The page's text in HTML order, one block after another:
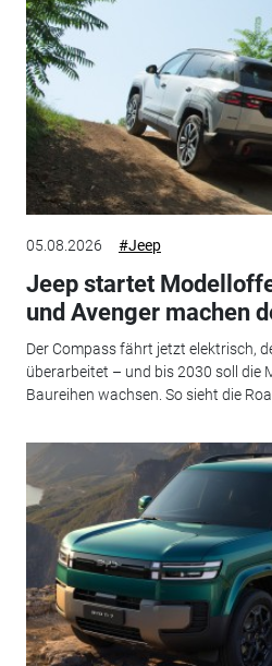
05.08.2026 #Jeep
Jeep startet
und Avenger machen
Der Compass fährt jetzt elektrisch,
überarbeitet – und bis 2030 soll die
Baureihen wachsen. So sieht die